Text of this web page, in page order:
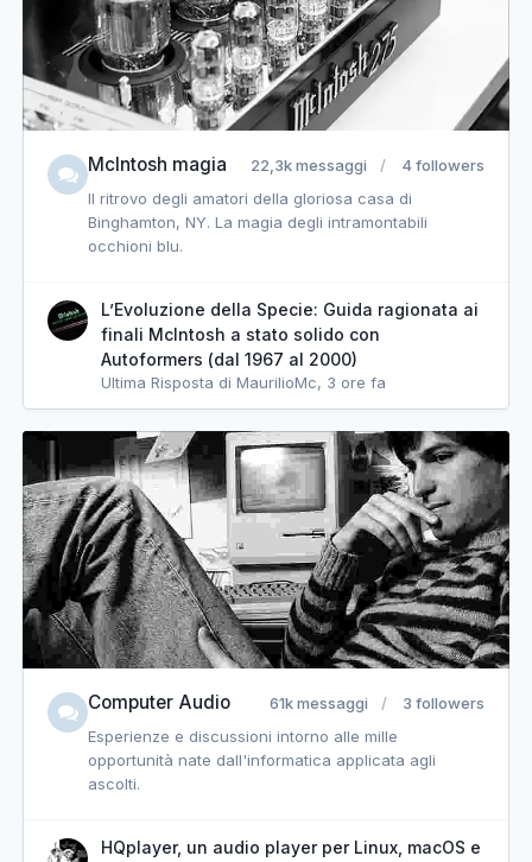
McIntosh magia 22,3k messaggi
4 followers
Il ritrovo degli amatori della gloriosa casa di
Binghamton, NY. La magia degli intramontabili
occhioni blu.
L’Evoluzione della Specie: Guida ragionata ai
finali McIntosh a stato solido con
Autoformers (dal 1967 al 2000)
Ultima Risposta di MaurilioMc, 3 ore fa
Computer Audio 61k messaggi
3 followers
Esperienze e discussioni intorno alle mille
opportunità nate dall'informatica applicata agli
ascolti.
HQplayer, un audio player per Linux, macOS e